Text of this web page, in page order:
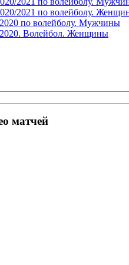
2021 по волейболу.
по волейболу. Мужчины
Волейбол. Женщины
матчей